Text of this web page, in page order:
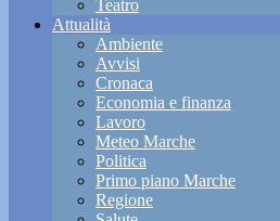
Teatro
Attualità
Ambiente
Avvisi
Cronaca
Economia e finanza
Lavoro
Meteo Marche
Politica
Primo piano Marche
Regione